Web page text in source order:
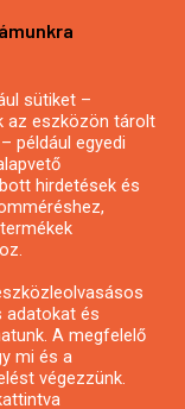
sütiket –
az eszközön tárolt
például egyedi
hirdetések és
és
A megfelelő
mi és a
végezzünk.